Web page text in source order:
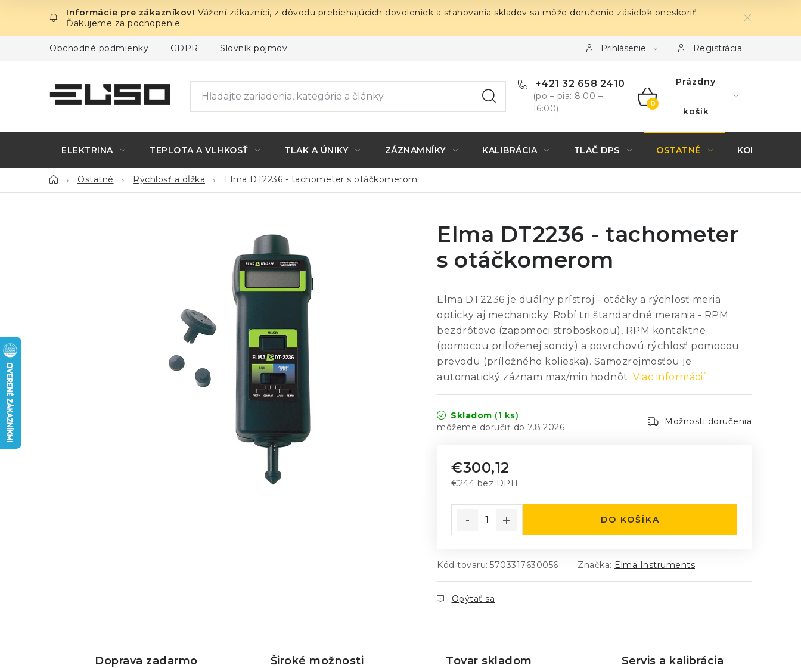
obsah
Vážení zákazníci, z dôvodu prebiehajúcich dovoleniek a sťahovania skladov sa môže doručenie zásielok oneskoriť.
Ďakujeme za pochopenie.
Obchodné podmienky GDPR Slovník pojmov Prihlásenie Registrácia
+421 32 658 2410
(po – pia: 8:00 –
16:00)
NÁKUPNÝ
Prázdny
košík
ELEKTRINA TEPLOTA A VLHKOSŤ TLAK A ÚNIKY ZÁZNAMNÍKY KALIBRÁCIA TLAČ DPS OSTATNÉ KONTAKTY
DomovOstatné Rýchlosť a dĺžka Elma DT2236 - tachometer s otáčkomerom
Elma DT2236 - tachometer
s otáčkomerom
Elma DT2236 je duálny prístroj - otáčky a rýchlosť meria
opticky aj mechanicky. Robí tri štandardné merania - RPM
bezdrôtovo (zapomoci stroboskopu), RPM kontaktne
(pomocou priloženej sondy) a povrchovú rýchlosť pomocou
prevodu (príložného kolieska). Samozrejmosťou je
automatický záznam max/min hodnôt. Viac informácií
Skladom (1 ks)
7.8.2026
Možnosti doručenia
€300,12
€244 bez DPH
DO KOŠÍKA
Kód tovaru: 5703317630056 Značka: Elma Instruments
Opýtať sa
Doprava zadarmo Široké možnosti Tovar skladom Servis a kalibrácia